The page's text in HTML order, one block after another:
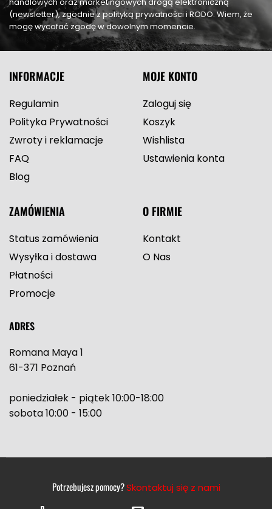
(newsletter), zgodnie z polityką prywatności i RODO. Wiem, że
mogę wycofać zgodę w dowolnym momencie.
INFORMACJE
Regulamin
Polityka Prywatności
Zwroty i reklamacje
FAQ
Blog
MOJE KONTO
Zaloguj się
Koszyk
Wishlista
Ustawienia konta
ZAMÓWIENIA
Status zamówienia
Wysyłka i dostawa
Płatności
Promocje
O FIRMIE
Kontakt
O Nas
ADRES
Romana Maya 1
61-371 Poznań
poniedziałek - piątek 10:00-18:00
sobota 10:00 - 15:00
Potrzebujesz pomocy?Skontaktuj się z nami